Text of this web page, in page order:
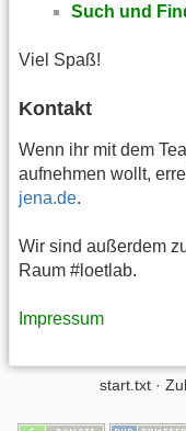
Such und
Viel Spaß!
Kontakt
Wenn ihr mit dem
aufnehmen wollt,
jena.de.
Wir sind außerdem
Raum #loetlab.
Impressum
start.txt ·